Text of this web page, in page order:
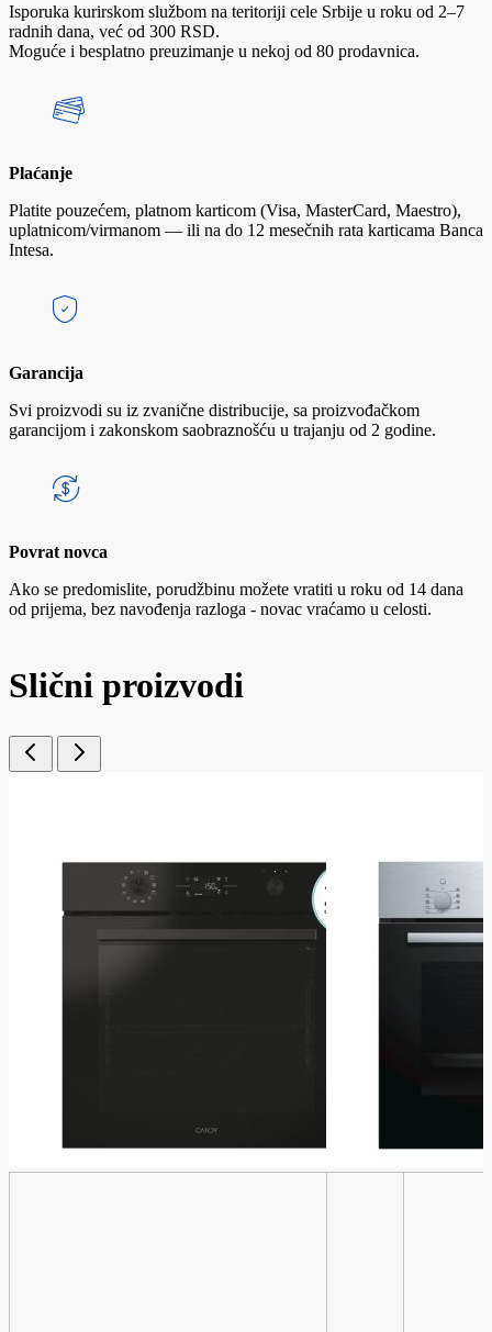
Isporuka kurirskom službom na teritoriji cele Srbije u roku od 2–7
radnih dana, već od 300 RSD.
Moguće i besplatno preuzimanje u nekoj od 80 prodavnica.
Plaćanje
Platite pouzećem, platnom karticom (Visa, MasterCard, Maestro),
uplatnicom/virmanom — ili na do 12 mesečnih rata karticama Banca
Intesa.
Garancija
Svi proizvodi su iz zvanične distribucije, sa proizvođačkom
garancijom i zakonskom saobraznošću u trajanju od 2 godine.
Povrat novca
Ako se predomislite, porudžbinu možete vratiti u roku od 14 dana
od prijema, bez navođenja razloga - novac vraćamo u celosti.
Slični proizvodi